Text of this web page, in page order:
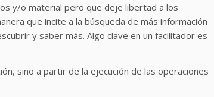
y/o material pero que deje libertad a los
que incite a la búsqueda de más información
y saber más. Algo clave en un facilitador es
sino a partir de la ejecución de las operaciones